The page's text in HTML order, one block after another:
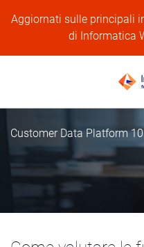
Aggiornati sulle principali
di Informatica
Customer Data Platform